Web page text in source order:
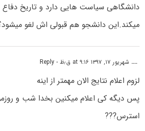
میکند.این دانشجو هم قبولی اش لغو
.... شهریور ۱۷, ۱۳۹۷ at ۹:۱۶ ق٫ظ - Reply
لزوم اعلام نتایج الان مهمتر از اینه
پس دیگه کی اعلام میکنین بخدا شب و
استرس???